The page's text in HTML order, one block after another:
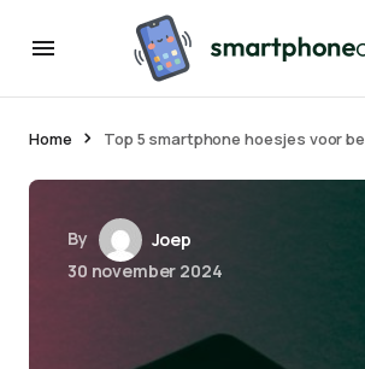
Home Top 5 smartphone hoesjes voor
By
Joep
30 november 2024